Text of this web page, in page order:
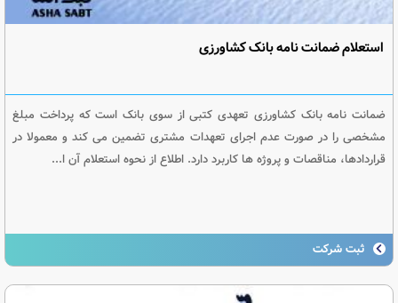
استعلام ضمانت نامه بانک کشاورزی
ضمانت نامه بانک کشاورزی تعهدی کتبی از سوی بانک است که پرداخت مبلغ
مشخصی را در صورت عدم اجرای تعهدات مشتری تضمین می کند و معمولا در
قراردادها، مناقصات و پروژه ها کاربرد دارد. اطلاع از نحوه استعلام آن ا...
ثبت شرکت